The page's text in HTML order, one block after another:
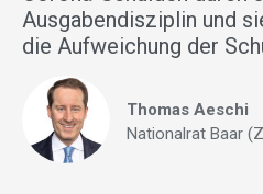
Ausgabendisziplin und
die Aufweichung der
Thomas Aeschi
Nationalrat Baar